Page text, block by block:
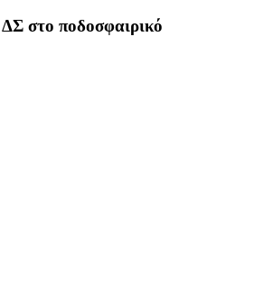
στο ποδοσφαιρικό